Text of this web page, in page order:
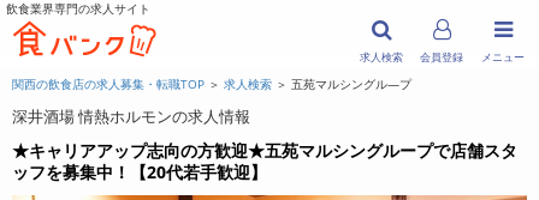
飲食業界専門の求人サイト
メニュー
求人検索 会員登録
関西の飲食店の求人募集・転職TOP ＞ 求人検索 ＞ 五苑マルシングル―プ
深井酒場 情熱ホルモンの求人情報
★キャリアアップ志向の方歓迎★五苑マルシングループで店舗スタ
ッフを募集中！【20代若手歓迎】